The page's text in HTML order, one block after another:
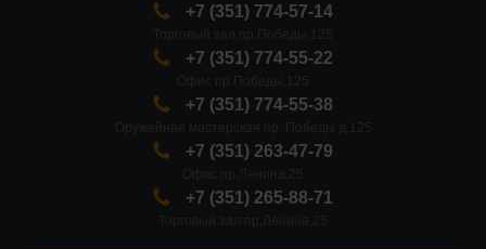
+7 (351) 774-57-14
+7 (351) 774-55-22
+7 (351) 774-55-38
+7 (351) 263-47-79
+7 (351) 265-88-71